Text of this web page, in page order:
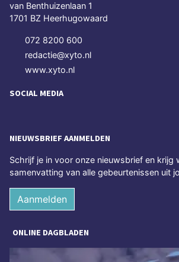
van Benthuizenlaan 1
1701 BZ Heerhugowaard
072 8200 600
redactie@xyto.nl
www.xyto.nl
SOCIAL MEDIA
NIEUWSBRIEF AANMELDEN
Schrijf je in voor onze nieuwsbrief en krijg
samenvatting van alle gebeurtenissen uit
Aanmelden
ONLINE DAGBLADEN